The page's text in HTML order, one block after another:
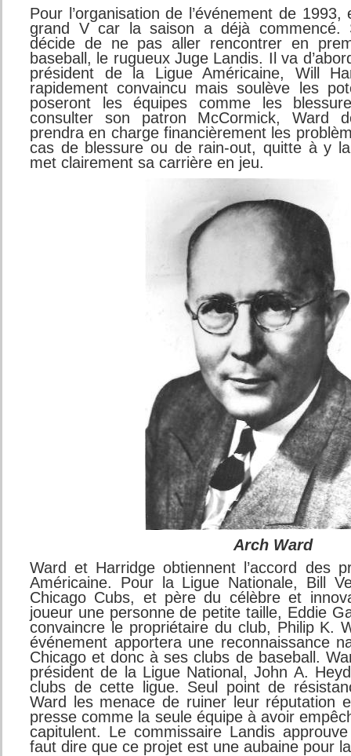
Pour l’organisation de l’événement de
grand V car la saison a déjà commencé.
décide de ne pas aller rencontrer en
baseball, le rugueux Juge Landis. Il va
président de la Ligue Américaine, Will
rapidement convaincu mais soulève les
poseront les équipes comme les
consulter son patron McCormick, Ward
prendra en charge financièrement les
cas de blessure ou de rain-out, quitte à y
met clairement sa carrière en jeu.
Arch Ward
Ward et Harridge obtiennent l’accord des
Américaine. Pour la Ligue Nationale, Bill
Chicago Cubs, et père du célèbre et
joueur une personne de petite taille, Eddie
convaincre le propriétaire du club, Philip K.
événement apportera une reconnaissance
Chicago et donc à ses clubs de baseball.
président de la Ligue National, John A.
clubs de cette ligue. Seul point de
Ward les menace de ruiner leur réputation
presse comme la seule équipe à avoir
capitulent. Le commissaire Landis
faut dire que ce projet est une aubaine pour